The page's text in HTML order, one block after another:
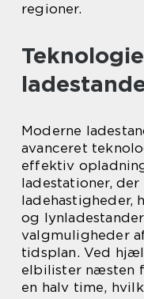
regioner.
Moderne
avanceret
effektiv
ladestationer,
ladehastigheder,
og
valgmuligheder
tidsplan. Ved
elbilister næsten
en halv time,